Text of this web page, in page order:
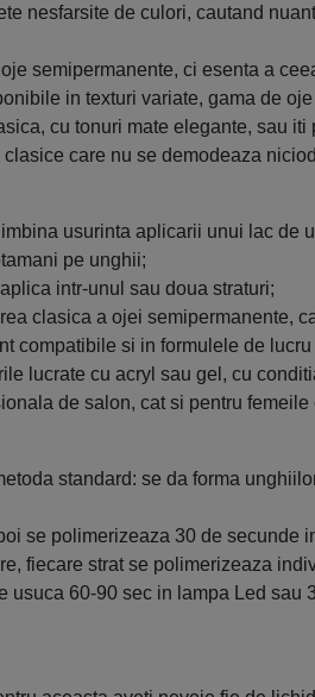
nesfarsite de culori, cautand
semipermanente, ci esenta a
in texturi variate, gama de
cu tonuri mate elegante, sau
care nu se demodeaza
usurinta aplicarii unui lac de
pe unghii;
intr-unul sau doua straturi;
clasica a ojei semipermanente,
compatibile si in formulele de
lucrate cu acryl sau gel, cu
de salon, cat si pentru
standard: se da forma
se polimerizeaza 30 de secunde
fiecare strat se polimerizeaza
usuca 60-90 sec in lampa Led sau